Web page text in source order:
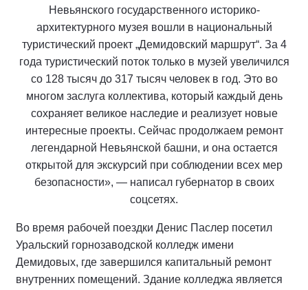
Невьянского государственного историко-
архитектурного музея вошли в национальный
туристический проект „Демидовский маршрут“. За 4
года туристический поток только в музей увеличился
со 128 тысяч до 317 тысяч человек в год. Это во
многом заслуга коллектива, который каждый день
сохраняет великое наследие и реализует новые
интересные проекты. Сейчас продолжаем ремонт
легендарной Невьянской башни, и она остается
открытой для экскурсий при соблюдении всех мер
безопасности», — написал губернатор в своих
соцсетях.
Во время рабочей поездки Денис Паслер посетил
Уральский горнозаводской колледж имени
Демидовых, где завершился капитальный ремонт
внутренних помещений. Здание колледжа является